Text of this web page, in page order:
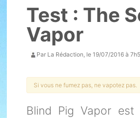
Test : The
Vapor
Par La Rédaction, le 19/07/2016 à
Si vous ne fumez pas, ne vapotez pas.
Blind Pig Vapor est